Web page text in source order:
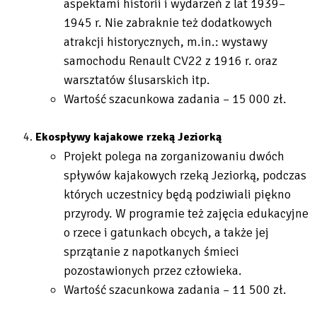
aspektami historii i wydarzeń z lat 1939–
1945 r. Nie zabraknie też dodatkowych
atrakcji historycznych, m.in.: wystawy
samochodu Renault CV22 z 1916 r. oraz
warsztatów ślusarskich itp.
Wartość szacunkowa zadania – 15 000 zł.
Ekospływy kajakowe rzeką Jeziorką
Projekt polega na zorganizowaniu dwóch
spływów kajakowych rzeką Jeziorką, podczas
których uczestnicy będą podziwiali piękno
przyrody. W programie też zajęcia edukacyjne
o rzece i gatunkach obcych, a także jej
sprzątanie z napotkanych śmieci
pozostawionych przez człowieka.
Wartość szacunkowa zadania – 11 500 zł.